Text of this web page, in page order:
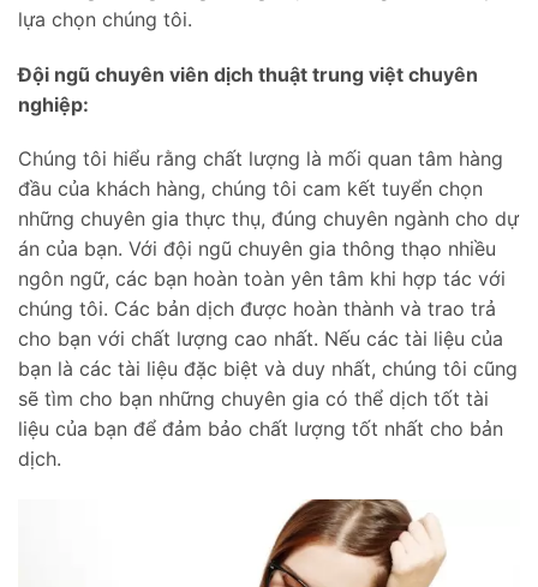
lựa chọn chúng tôi.
Đội ngũ chuyên viên dịch thuật trung việt chuyên
nghiệp:
Chúng tôi hiểu rằng chất lượng là mối quan tâm hàng
đầu của khách hàng, chúng tôi cam kết tuyển chọn
những chuyên gia thực thụ, đúng chuyên ngành cho dự
án của bạn. Với đội ngũ chuyên gia thông thạo nhiều
ngôn ngữ, các bạn hoàn toàn yên tâm khi hợp tác với
chúng tôi. Các bản dịch được hoàn thành và trao trả
cho bạn với chất lượng cao nhất. Nếu các tài liệu của
bạn là các tài liệu đặc biệt và duy nhất, chúng tôi cũng
sẽ tìm cho bạn những chuyên gia có thể dịch tốt tài
liệu của bạn để đảm bảo chất lượng tốt nhất cho bản
dịch.